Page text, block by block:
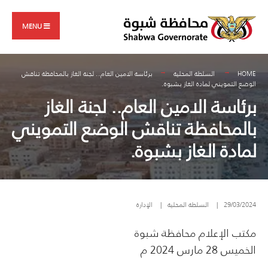
content
MENU
HOME السلطة المحلية
برئاسة الامين العام.. لجنة الغاز بالمحافظة تناقش
الوضع التمويني لمادة الغاز بشبوة.
برئاسة الامين العام.. لجنة الغاز
بالمحافظة تناقش الوضع التمويني
لمادة الغاز بشبوة.
29/03/2024
| السلطة المحلية | الإدارة
مكتب الإعلام محافظة شبوة
الخميس 28 مارس 2024 م
for: